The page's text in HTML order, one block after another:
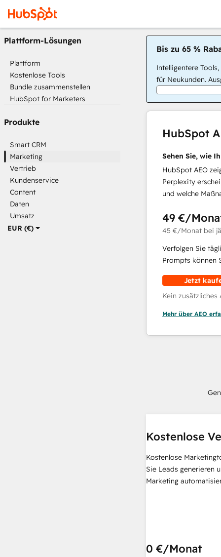
EUR (€)
Plattform-Lösungen
Plattform
Kostenlose Tools
Bundle zusammenstellen
HubSpot for Marketers
Produkte
Smart CRM
Marketing
Vertrieb
Kundenservice
Content
Daten
Umsatz
Bis zu 65 %
Intelligentere
für Neukunden.
HubSpot
Sehen Sie, wie
HubSpot AEO
Perplexity
und welche
49 €/
45 €/Monat bei
Verfolgen Sie
Prompts können
Jetzt
Kein
Mehr über AEO
Kostenlose
Kostenlose
Sie Leads generieren
Marketing
0 €/Monat